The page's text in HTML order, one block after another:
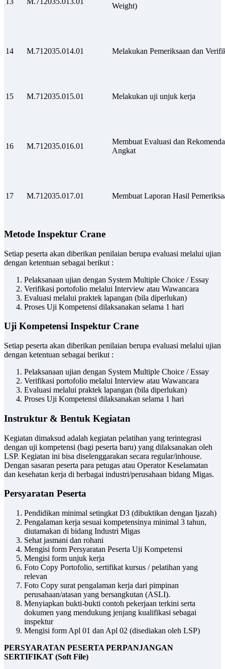
Weight)
14 M.712035.014.01 Melakukan Pemeriksaan dan
15 M.712035.015.01 Melakukan uji unjuk kerja
16 M.712035.016.01
Membuat Evaluasi dan
Angkat
17 M.712035.017.01 Membuat Laporan Hasil
Metode Inspektur Crane
Setiap peserta akan diberikan penilaian berupa evaluasi melalui ujian
dengan ketentuan sebagai berikut :
Pelaksanaan ujian dengan System Multiple Choice / Essay
Verifikasi portofolio melalui Interview atau Wawancara
Evaluasi melalui praktek lapangan (bila diperlukan)
Proses Uji Kompetensi dilaksanakan selama 1 hari
Uji Kompetensi Inspektur Crane
Setiap peserta akan diberikan penilaian berupa evaluasi melalui ujian
dengan ketentuan sebagai berikut :
Pelaksanaan ujian dengan System Multiple Choice / Essay
Verifikasi portofolio melalui Interview atau Wawancara
Evaluasi melalui praktek lapangan (bila diperlukan)
Proses Uji Kompetensi dilaksanakan selama 1 hari
Instruktur & Bentuk Kegiatan
Kegiatan dimaksud adalah kegiatan pelatihan yang terintegrasi
dengan uji kompetensi (bagi peserta baru) yang dilaksanakan oleh
LSP. Kegiatan ini bisa diselenggarakan secara regular/inhouse.
Dengan sasaran peserta para petugas atau Operator Keselamatan
dan kesehatan kerja di berbagai industri/perusahaan bidang Migas.
Persyaratan Peserta
Pendidikan minimal setingkat D3 (dibuktikan dengan Ijazah)
Pengalaman kerja sesuai kompetensinya minimal 3 tahun,
diutamakan di bidang Industri Migas
Sehat jasmani dan rohani
Mengisi form Persyaratan Peserta Uji Kompetensi
Mengisi form unjuk kerja
Foto Copy Portofolio, sertifikat kursus / pelatihan yang
relevan
Foto Copy surat pengalaman kerja dari pimpinan
perusahaan/atasan yang bersangkutan (ASLI).
Menyiapkan bukti-bukti contoh pekerjaan terkini serta
dokumen yang mendukung jenjang kualifikasi sebagai
inspektur
Mengisi form Apl 01 dan Apl 02 (disediakan oleh LSP)
PERSYARATAN PESERTA PERPANJANGAN
SERTIFIKAT (Soft File)